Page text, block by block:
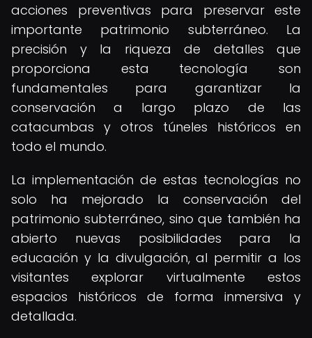
acciones preventivas para preservar este
importante patrimonio subterráneo. La
precisión y la riqueza de detalles que
proporciona esta tecnología son
fundamentales para garantizar la
conservación a largo plazo de las
catacumbas y otros túneles históricos en
todo el mundo.
La implementación de estas tecnologías no
solo ha mejorado la conservación del
patrimonio subterráneo, sino que también ha
abierto nuevas posibilidades para la
educación y la divulgación, al permitir a los
visitantes explorar virtualmente estos
espacios históricos de forma inmersiva y
detallada.